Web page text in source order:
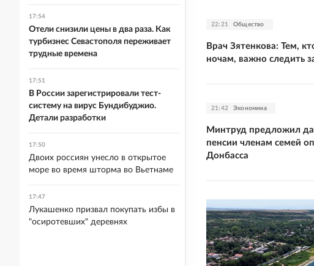
22:21 Общество
Врач Зятенкова: Тем,
ночам, важно следить
21:42 Экономика
Минтруд предложил
пенсии членам семей
Донбасса
17:54
Отели снизили цены в два раза. Как
турбизнес Севастополя переживает
трудные времена
17:51
В России зарегистрировали тест-
систему на вирус Бундибуджио.
Детали разработки
17:50
Двоих россиян унесло в открытое
море во время шторма во Вьетнаме
17:47
Лукашенко призвал покупать избы в
"осиротевших" деревнях